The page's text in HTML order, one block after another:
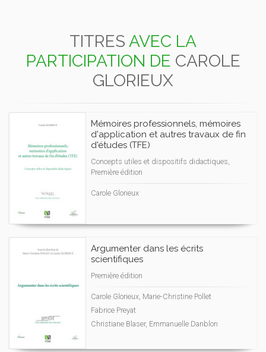
TITRES AVEC LA
PARTICIPATION DE CAROLE
GLORIEUX
Mémoires professionnels, mémoires
d'application et autres travaux de fin
d'études (TFE)
Concepts utiles et dispositifs didactiques,
Première édition
Carole Glorieux
Argumenter dans les écrits
scientifiques
Première édition
Carole Glorieux, Marie-Christine Pollet
Fabrice Preyat
Christiane Blaser, Emmanuelle Danblon